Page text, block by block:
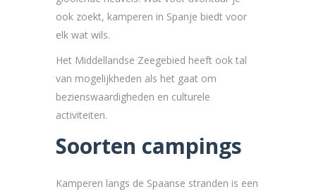
ook zoekt, kamperen in Spanje biedt voor
elk wat wils.
Het Middellandse Zeegebied heeft ook tal
van mogelijkheden als het gaat om
bezienswaardigheden en culturele
activiteiten.
Soorten campings
Kamperen langs de Spaanse stranden is een